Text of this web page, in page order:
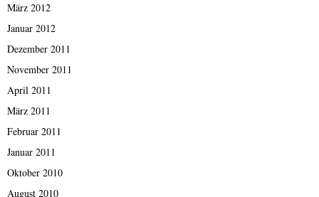
März 2012
Januar 2012
Dezember 2011
November 2011
April 2011
März 2011
Februar 2011
Januar 2011
Oktober 2010
August 2010